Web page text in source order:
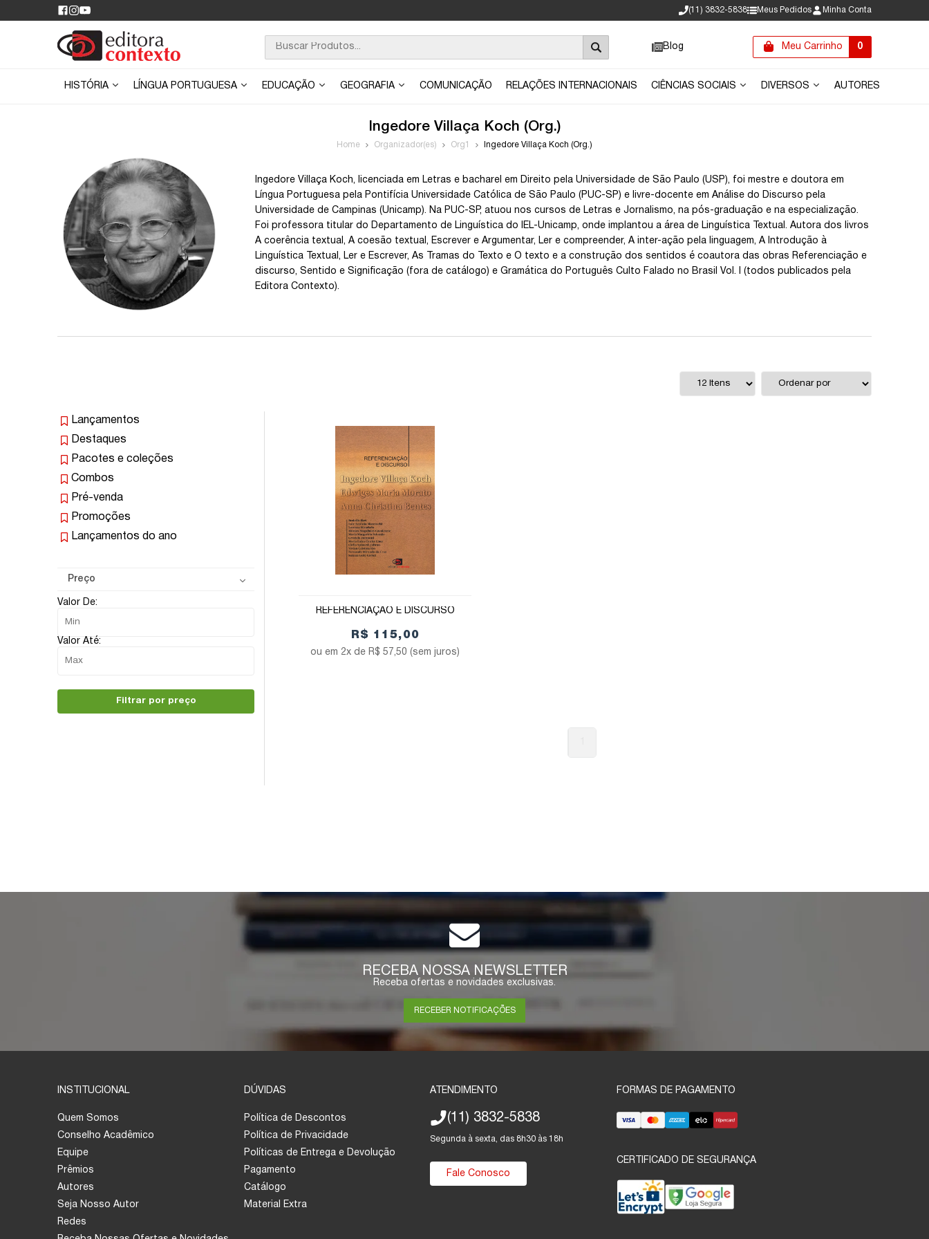
(11) 3832-5838 Meus Pedidos Minha Conta
Blog Meu Carrinho 0
HISTÓRIA LÍNGUA PORTUGUESA EDUCAÇÃO GEOGRAFIA COMUNICAÇÃO RELAÇÕES INTERNACIONAIS CIÊNCIAS SOCIAIS DIVERSOS AUTORES
Ingedore Villaça Koch (Org.)
Home Organizador(es) Org1 Ingedore Villaça Koch (Org.)
Ingedore Villaça Koch, licenciada em Letras e bacharel em Direito pela Universidade de São Paulo (USP), foi mestre e doutora em
Língua Portuguesa pela Pontifícia Universidade Católica de São Paulo (PUC-SP) e livre-docente em Análise do Discurso pela
Universidade de Campinas (Unicamp). Na PUC-SP, atuou nos cursos de Letras e Jornalismo, na pós-graduação e na especialização.
Foi professora titular do Departamento de Linguística do IEL-Unicamp, onde implantou a área de Linguística Textual. Autora dos livros
A coerência textual, A coesão textual, Escrever e Argumentar, Ler e compreender, A inter-ação pela linguagem, A Introdução à
Linguística Textual, Ler e Escrever, As Tramas do Texto e O texto e a construção dos sentidos é coautora das obras Referenciação e
discurso, Sentido e Significação (fora de catálogo) e Gramática do Português Culto Falado no Brasil Vol. I (todos publicados pela
Editora Contexto).
Lançamentos
Destaques
Pacotes e coleções
Combos
Pré-venda
Promoções
Lançamentos do ano
Preço
Valor De:
Valor Até:
Filtrar por preço
REFERENCIAÇÃO E DISCURSO
R$ 115,00
2x de R$ 57,50 (sem juros)
RECEBA NOSSA NEWSLETTER
Receba ofertas e novidades exclusivas.
RECEBER NOTIFICAÇÕES
INSTITUCIONAL
Quem Somos
Conselho Acadêmico
Equipe
Prêmios
Autores
Seja Nosso Autor
Redes
DÚVIDAS
Política de Descontos
Política de Privacidade
Políticas de Entrega e Devolução
Pagamento
Catálogo
Material Extra
ATENDIMENTO
(11) 3832-5838
Segunda à sexta, das 8h30 às 18h
Fale Conosco
FORMAS DE PAGAMENTO
CERTIFICADO DE SEGURANÇA